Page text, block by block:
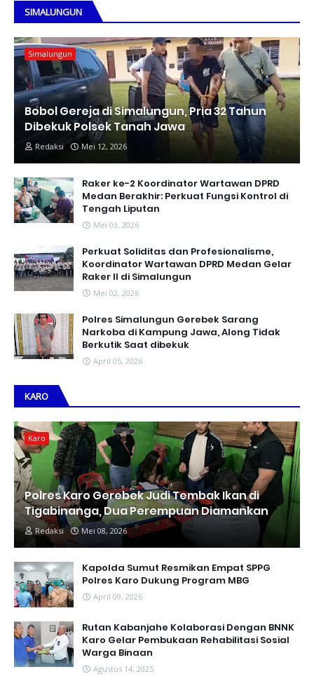
SIMALUNGUN
Simalungun
Bobol Gereja di Simalungun, Pria 32 Tahun
Dibekuk Polsek Tanah Jawa
Redaksi Mei 12, 2026
Raker ke-2 Koordinator Wartawan DPRD
Medan Berakhir: Perkuat Fungsi Kontrol di
Tengah Liputan
Mei 03, 2026
Perkuat Soliditas dan Profesionalisme,
Koordinator Wartawan DPRD Medan Gelar
Raker II di Simalungun
Mei 02, 2026
Polres Simalungun Gerebek Sarang
Narkoba di Kampung Jawa, Along Tidak
Berkutik Saat dibekuk
April 05, 2026
KARO
Karo
Polres Karo Gerebek Judi Tembak Ikan di
Tigabinanga, Dua Perempuan Diamankan
Redaksi Mei 08, 2026
Kapolda Sumut Resmikan Empat SPPG
Polres Karo Dukung Program MBG
April 09, 2026
Rutan Kabanjahe Kolaborasi Dengan BNNK
Karo Gelar Pembukaan Rehabilitasi Sosial
Warga Binaan
Agustus 14, 2025